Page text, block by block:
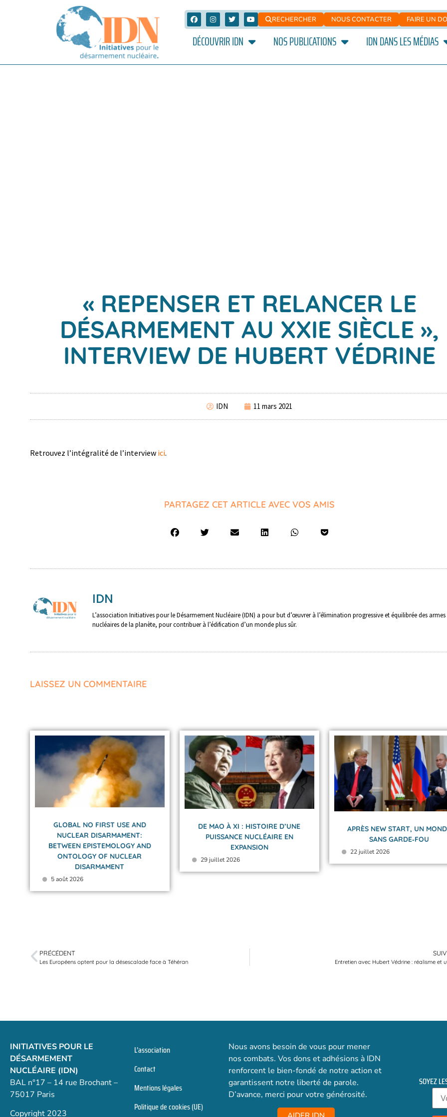
RECHERCHER NOUS CONTACTER FAIRE UN
DÉCOUVRIR IDN NOS PUBLICATIONS IDN DANS LES MÉDIAS
« REPENSER ET RELANCER LE
DÉSARMEMENT AU XXIE SIÈCLE »,
INTERVIEW DE HUBERT VÉDRINE
IDN 11 mars 2021
Retrouvez l’intégralité de l’interview ici.
PARTAGEZ CET ARTICLE AVEC VOS AMIS
IDN
L’association Initiatives pour le Désarmement Nucléaire (IDN) a pour but d’œuvrer à l’élimination progressive et équilibrée des armes
nucléaires de la planète, pour contribuer à l’édification d’un monde plus sûr.
LAISSEZ UN COMMENTAIRE
GLOBAL NO FIRST USE AND
NUCLEAR DISARMAMENT:
BETWEEN EPISTEMOLOGY AND
ONTOLOGY OF NUCLEAR
DISARMAMENT
5 août 2026
DE MAO À XI : HISTOIRE D’UNE
PUISSANCE NUCLÉAIRE EN
EXPANSION
29 juillet 2026
APRÈS NEW START, UN
SANS GARDE‑FOU
22 juillet 2026
PRÉCÉDENT
Les Européens optent pour la désescalade face à Téhéran Entretien avec Hubert Védrine : réalisme et
INITIATIVES POUR LE
DÉSARMEMENT
NUCLÉAIRE (IDN)
BAL n°17 – 14 rue Brochant –
75017 Paris
Copyright 2023
L’association
Contact
Mentions légales
Politique de cookies (UE)
Nous avons besoin de vous pour mener
nos combats. Vos dons et adhésions à IDN
renforcent le bien-fondé de notre action et
garantissent notre liberté de parole.
D’avance, merci pour votre générosité.
SOYEZ